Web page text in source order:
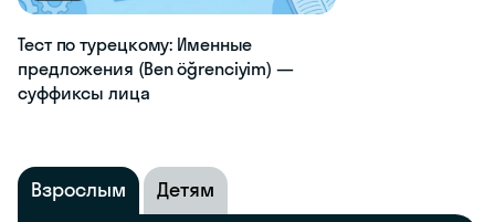
Тест по турецкому: Именные
предложения (Ben öğrenciyim) —
суффиксы лица
Взрослым Детям